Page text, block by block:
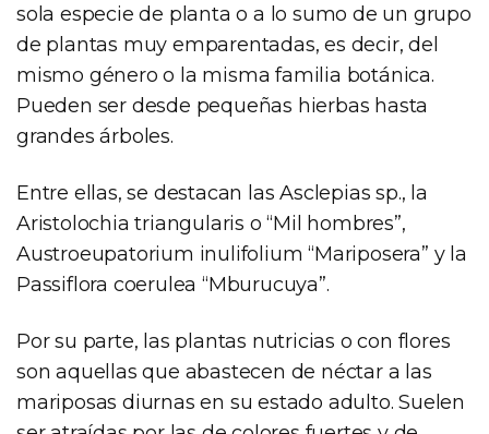
sola especie de planta o a lo sumo de un grupo
de plantas muy emparentadas, es decir, del
mismo género o la misma familia botánica.
Pueden ser desde pequeñas hierbas hasta
grandes árboles.
Entre ellas, se destacan las Asclepias sp., la
Aristolochia triangularis o “Mil hombres”,
Austroeupatorium inulifolium “Mariposera” y la
Passiflora coerulea “Mburucuya”.
Por su parte, las plantas nutricias o con flores
son aquellas que abastecen de néctar a las
mariposas diurnas en su estado adulto. Suelen